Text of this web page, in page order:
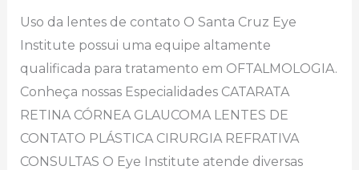
Uso da lentes de contato O Santa Cruz Eye
Institute possui uma equipe altamente
qualificada para tratamento em OFTALMOLOGIA.
Conheça nossas Especialidades CATARATA
RETINA CÓRNEA GLAUCOMA LENTES DE
CONTATO PLÁSTICA CIRURGIA REFRATIVA
CONSULTAS O Eye Institute atende diversas